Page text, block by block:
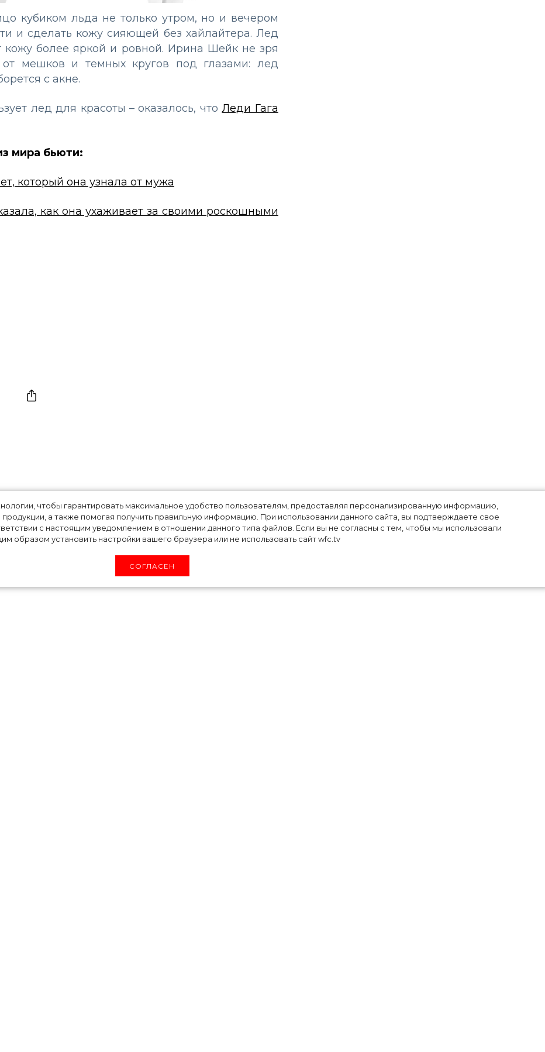
чтобы гарантировать максимальное удобство пользователям, предоставляя персонализированную информацию,
а также помогая получить правильную информацию. При использовании данного сайта, вы подтверждаете свое
с настоящим уведомлением в отношении данного типа файлов. Если вы не согласны с тем, чтобы мы использовали
образом установить настройки вашего браузера или не использовать сайт wfc.tv
СОГЛАСЕН
кубиком льда не только утром, но и вечером
исделать кожу сияющей без хайлайтера. Лед
более яркой и ровной. Ирина Шейк не зря
от мешков и темных кругов под глазами: лед
с акне.
лед для красоты – оказалось, чтоЛеди Гага
мира бьюти:
который она узнала от мужа
как она ухаживает за своими роскошными
раскрыла бьюти-
она узнала от